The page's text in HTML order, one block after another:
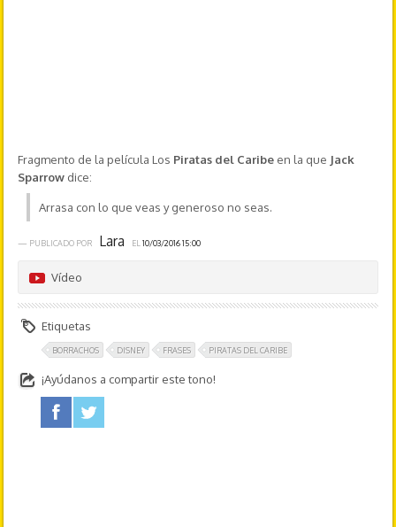
Fragmento de la película Los Piratas del Caribe en la que Jack
Sparrow dice:
Arrasa con lo que veas y generoso no seas.
— PUBLICADO POR Lara EL10/03/2016 15:00
Vídeo
Etiquetas
BORRACHOS DISNEY FRASES PIRATAS DEL CARIBE
¡Ayúdanos a compartir este tono!